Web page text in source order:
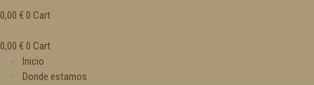
0,00 € 0 Cart
0,00 € 0 Cart
Inicio
Donde estamos